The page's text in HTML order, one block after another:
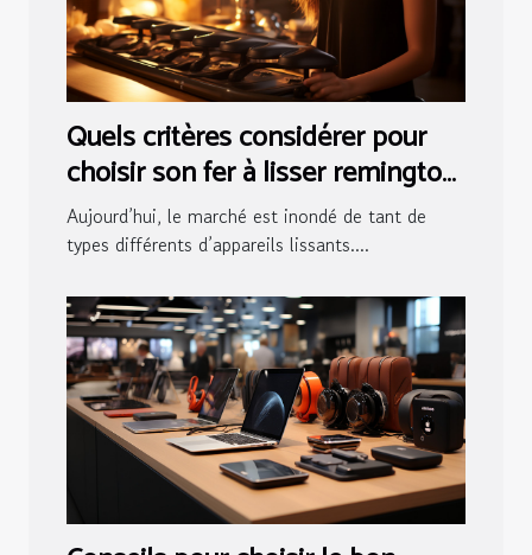
Quels critères considérer pour
choisir son fer à lisser remington
?
Aujourd’hui, le marché est inondé de tant de
types différents d’appareils lissants....